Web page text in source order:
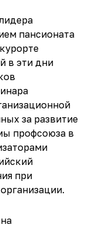
пансионата
в эти дни
за развитие
профсоюза в
при